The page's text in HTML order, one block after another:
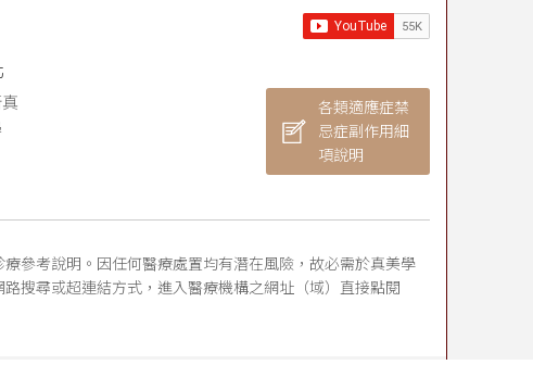
各類適應症禁
忌症副作用細
項說明
參考說明。因任何醫療處置均有潛在風險，故必需於真美學
搜尋或超連結方式，進入醫療機構之網址（域）直接點閱